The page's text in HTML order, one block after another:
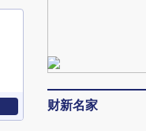
财新名家